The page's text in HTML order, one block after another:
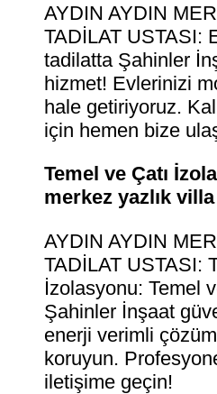
AYDIN AYDIN
TADİLAT USTASI:
tadilatta Şahinler
hizmet! Evlerinizi
hale getiriyoruz.
için hemen bize
Temel ve Çatı
merkez yazlık
AYDIN AYDIN
TADİLAT USTASI:
İzolasyonu: Temel
Şahinler İnşaat
enerji verimli
koruyun.
iletişime geçin!